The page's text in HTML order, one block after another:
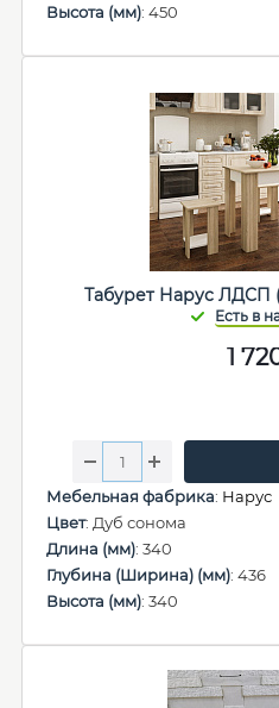
Высота (мм): 450
Табурет Нарус ЛДСП
1
Мебельная фабрика: Нарус
Цвет: Дуб сонома
Длина (мм): 340
Глубина (Ширина) (мм): 436
Высота (мм): 340